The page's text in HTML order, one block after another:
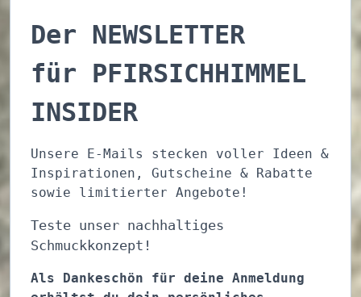
Der NEWSLETTER
für PFIRSICHHIMMEL
INSIDER
Unsere E-Mails stecken voller Ideen &
Inspirationen, Gutscheine & Rabatte
sowie limitierter Angebote!
Teste unser nachhaltiges
Schmuckkonzept!
Als Dankeschön für deine Anmeldung